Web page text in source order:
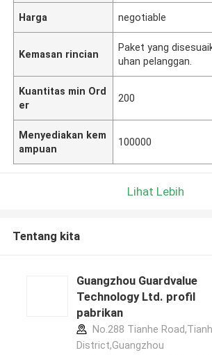
Harga negotiable
Kemasan rincian
Paket yang
uhan pelanggan.
Kuantitas min Ord
er
200
Menyediakan kem
ampuan
100000
Lihat Lebih
Tentang kita
Guangzhou Guardvalue
Technology Ltd. profil
pabrikan
No.288 Tianhe
District,Guangzhou